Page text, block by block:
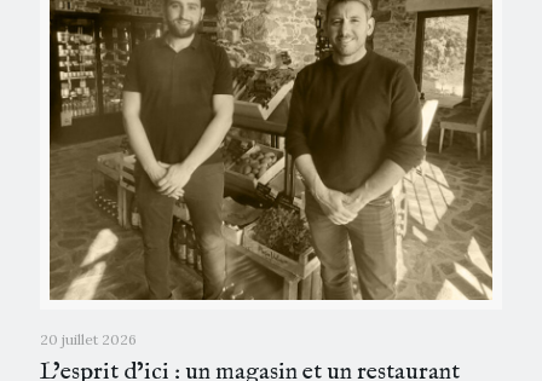
20 juillet 2026
L’esprit d’ici : un magasin et un restaurant